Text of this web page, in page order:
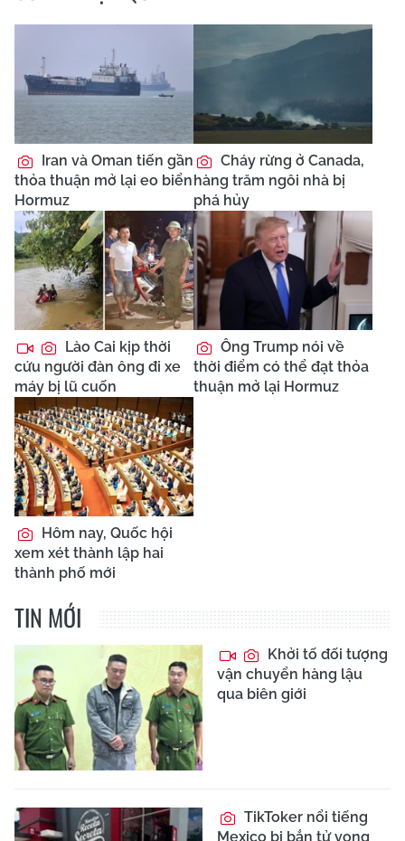
Iran và Oman tiến gần
thỏa thuận mở lại eo biển
Hormuz
Cháy rừng ở Canada,
hàng trăm ngôi nhà bị
phá hủy
Lào Cai kịp thời
cứu người đàn ông đi xe
máy bị lũ cuốn
Ông Trump nói về
thời điểm có thể đạt thỏa
thuận mở lại Hormuz
Hôm nay, Quốc hội
xem xét thành lập hai
thành phố mới
TIN MỚI
Khởi tố đối tượng
vận chuyển hàng lậu
qua biên giới
TikToker nổi tiếng
Mexico bị bắn tử vong